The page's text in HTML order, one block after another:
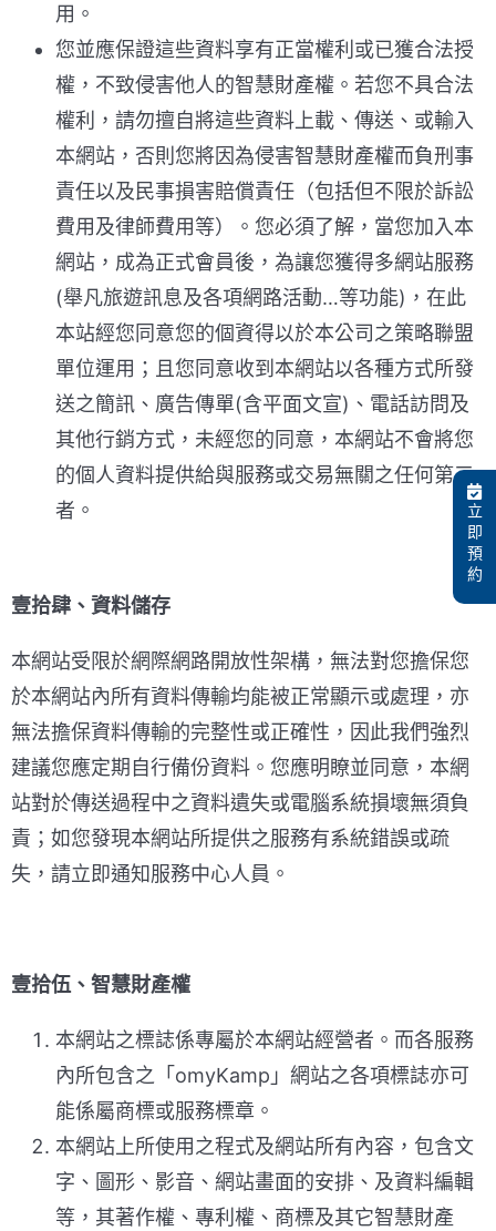
用。
您並應保證這些資料享有正當權利或已獲合法授
權，不致侵害他人的智慧財產權。若您不具合法
權利，請勿擅自將這些資料上載、傳送、或輸入
本網站，否則您將因為侵害智慧財產權而負刑事
責任以及民事損害賠償責任（包括但不限於訴訟
費用及律師費用等）。您必須了解，當您加入本
網站，成為正式會員後，為讓您獲得多網站服務
(舉凡旅遊訊息及各項網路活動…等功能)，在此
本站經您同意您的個資得以於本公司之策略聯盟
單位運用；且您同意收到本網站以各種方式所發
送之簡訊、廣告傳單(含平面文宣)、電話訪問及
其他行銷方式，未經您的同意，本網站不會將您
的個人資料提供給與服務或交易無關之任何第三
者。
壹拾肆、資料儲存
本網站受限於網際網路開放性架構，無法對您擔保您
於本網站內所有資料傳輸均能被正常顯示或處理，亦
無法擔保資料傳輸的完整性或正確性，因此我們強烈
建議您應定期自行備份資料。您應明瞭並同意，本網
站對於傳送過程中之資料遺失或電腦系統損壞無須負
責；如您發現本網站所提供之服務有系統錯誤或疏
失，請立即通知服務中心人員。
壹拾伍、智慧財產權
本網站之標誌係專屬於本網站經營者。而各服務
內所包含之「omyKamp」網站之各項標誌亦可
能係屬商標或服務標章。
本網站上所使用之程式及網站所有內容，包含文
字、圖形、影音、網站畫面的安排、及資料編輯
等，其著作權、專利權、商標及其它智慧財產
立
即
預
約